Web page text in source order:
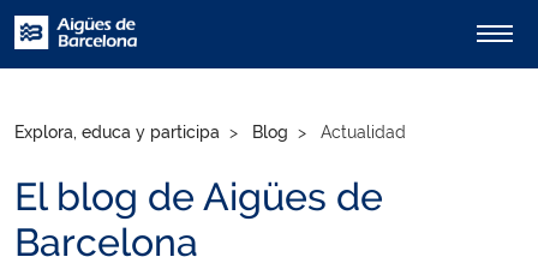
Explora, educa y participa Blog Actualidad
El blog de Aigües de
Barcelona